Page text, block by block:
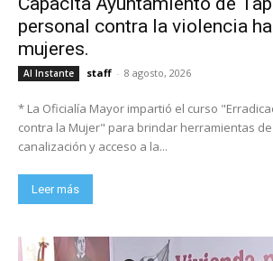
personal contra la violencia
mujeres.
Al Instante staff - 8 agosto, 2026
* La Oficialía Mayor impartió el curso
contra la Mujer" para brindar herramientas de
canalización y acceso a la...
Leer más